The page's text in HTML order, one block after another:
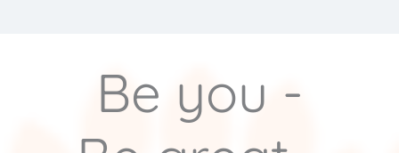
Be you -